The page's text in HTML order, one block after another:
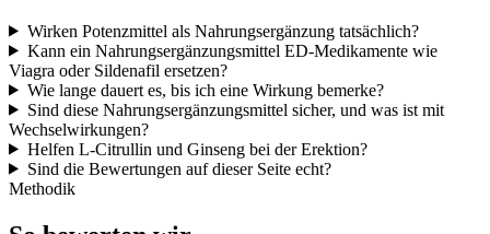
Wirken Potenzmittel als Nahrungsergänzung tatsächlich?
Kann ein Nahrungsergänzungsmittel ED-Medikamente wie
Viagra oder Sildenafil ersetzen?
Wie lange dauert es, bis ich eine Wirkung bemerke?
Sind diese Nahrungsergänzungsmittel sicher, und was ist mit
Wechselwirkungen?
Helfen L-Citrullin und Ginseng bei der Erektion?
Sind die Bewertungen auf dieser Seite echt?
Methodik